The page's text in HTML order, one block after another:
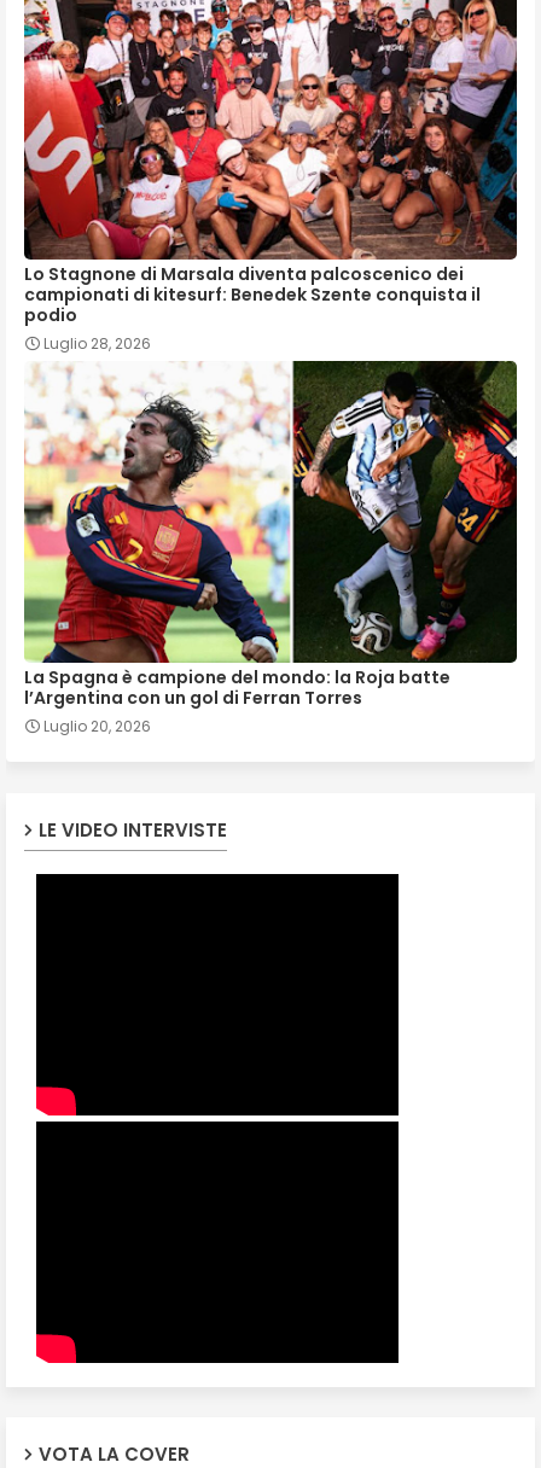
Lo Stagnone di Marsala diventa palcoscenico dei
campionati di kitesurf: Benedek Szente conquista il
podio
Luglio 28, 2026
La Spagna è campione del mondo: la Roja batte
l’Argentina con un gol di Ferran Torres
Luglio 20, 2026
LE VIDEO INTERVISTE
VOTA LA COVER